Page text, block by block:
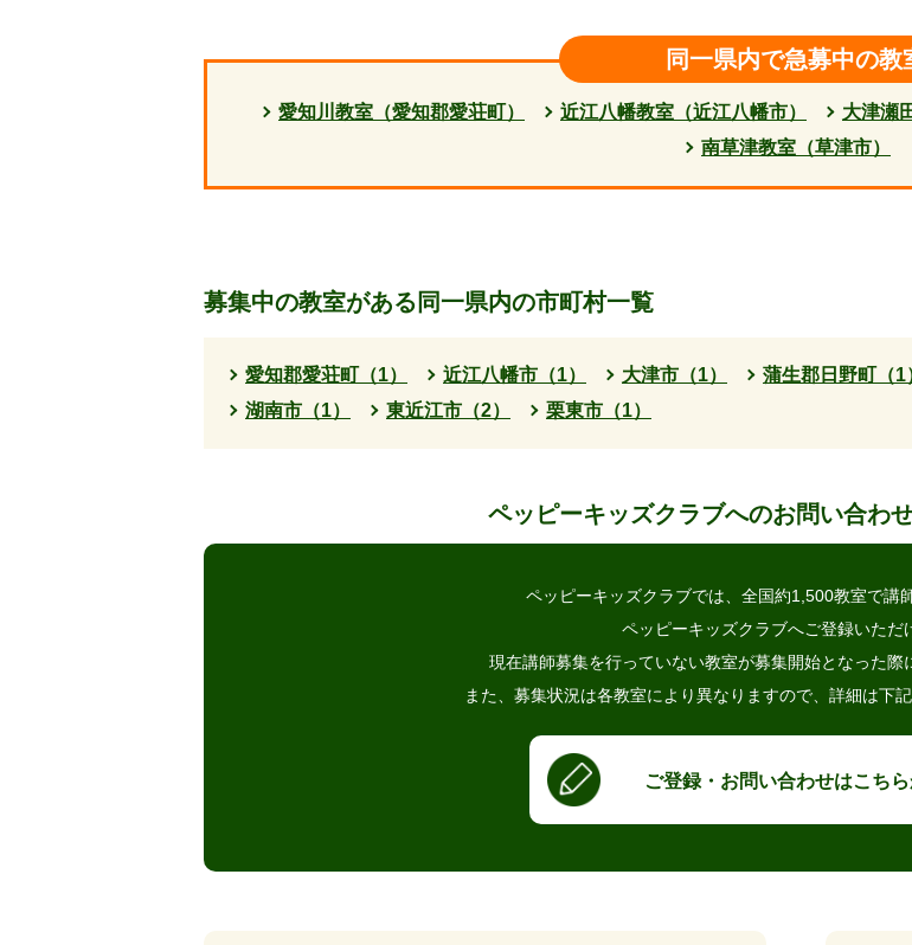
同一県内で急募中の教
愛知川教室（愛知郡愛荘町） 近江八幡教室（近江八幡市） 大津瀬
南草津教室（草津市）
募集中の教室がある同一県内の市町村一覧
愛知郡愛荘町（1） 近江八幡市（1） 大津市（1） 蒲生郡日野町（1
湖南市（1）
東近江市（2） 栗東市（1）
ペッピーキッズクラブへのお問い合わ
ペッピーキッズクラブでは、 全国約1,500教室で講
ペッピーキッズクラブへご登録いただ
現在講師募集を行っていない教室が募集開始となった際
また、募集状況は各教室により異なりますので、 詳細は下
ご登録・お問い合わせはこちら